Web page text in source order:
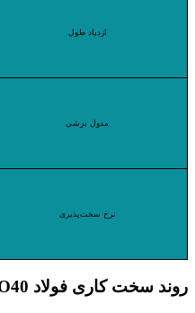
ازدیاد طول
مدول برشی
نرخ سخت‌پذیری
روند سخت کاری فولاد MO40